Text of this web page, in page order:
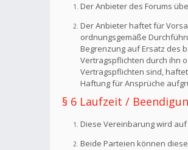
Der Anbieter des Forums
Der Anbieter haftet für
ordnungsgemäße
Begrenzung auf Ersatz des
Vertragspflichten durch ihn
Vertragspflichten sind,
Haftung für Ansprüche
§ 6 Laufzeit /
Diese Vereinbarung wird
Beide Parteien können